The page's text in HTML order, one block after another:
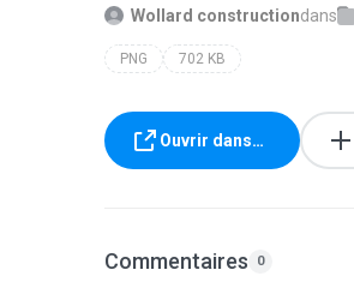
Wollard constructiondans
PNG 702 KB
Ouvrir dans…
Commentaires 0